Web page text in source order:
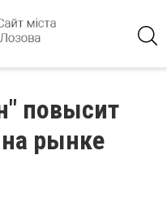
повысит
рынке